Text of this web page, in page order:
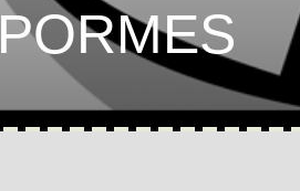
PORMES